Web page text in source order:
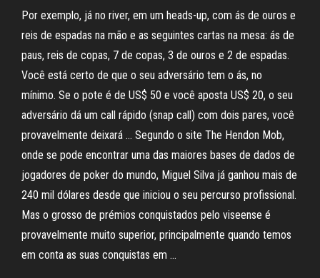
Por exemplo, já no river, em um heads-up, com ás de ouros e
reis de espadas na mão e as seguintes cartas na mesa: ás de
paus, reis de copas, 7 de copas, 3 de ouros e 2 de espadas.
Você está certo de que o seu adversário tem o ás, no
mínimo. Se o pote é de US$ 50 e você aposta US$ 20, o seu
adversário dá um call rápido (snap call) com dois pares, você
provavelmente deixará … Segundo o site The Hendon Mob,
onde se pode encontrar uma das maiores bases de dados de
jogadores de poker do mundo, Miguel Silva já ganhou mais de
240 mil dólares desde que iniciou o seu percurso profissional.
Mas o grosso de prémios conquistados pelo viseense é
provavelmente muito superior, principalmente quando temos
em conta as suas conquistas em …